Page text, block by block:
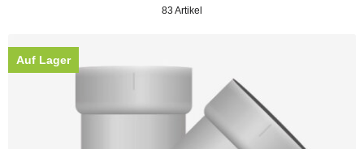
83 Artikel
Auf Lager